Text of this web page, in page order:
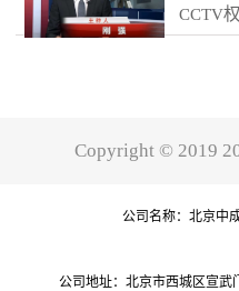
位报道
CCTV
富科技
Copyright © 2019
公司名称：北京中
公司地址：北京市西城区宣武